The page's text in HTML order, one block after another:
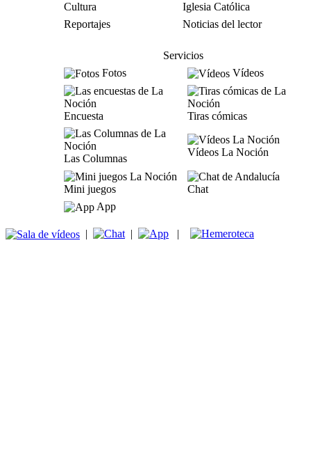
Cultura
Iglesia Católica
Reportajes
Noticias del lector
Servicios
Fotos
Vídeos
Encuesta Tiras cómicas
Las Columnas
Vídeos La Noción
Mini juegos
Chat
App
| | |